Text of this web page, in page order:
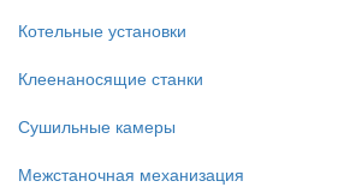
Котельные установки
Клеенаносящие станки
Сушильные камеры
Межстаночная механизация